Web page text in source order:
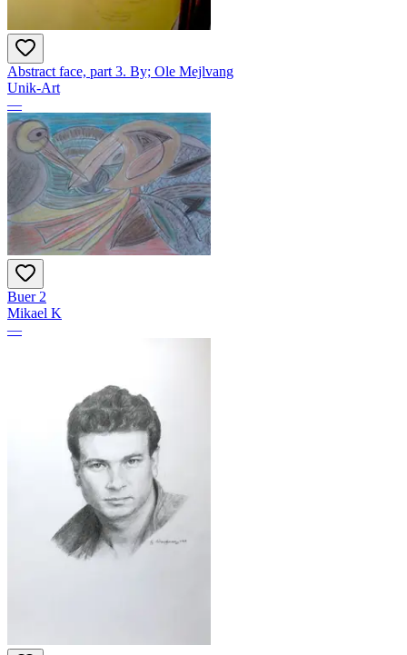
Abstract face, part 3. By; Ole Mejlvang
Unik-Art
—
Buer 2
Mikael K
—